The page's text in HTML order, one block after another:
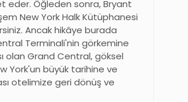
eder. Öğleden sonra, Bryant
New York Halk Kütüphanesi
Ancak hikâye burada
Terminali'nin görkemine
olan Grand Central, göksel
York'un büyük tarihine ve
otelimize geri dönüş ve